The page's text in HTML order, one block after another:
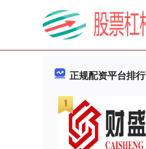
正规配资平台排行